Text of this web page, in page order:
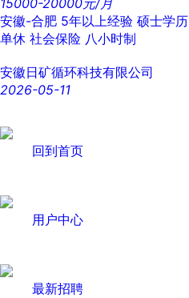
15000-20000元/月
安徽-合肥 5年以上经验 硕士学历
单休 社会保险 八小时制
安徽日矿循环科技有限公司
2026-05-11
回到首页
用户中心
最新招聘